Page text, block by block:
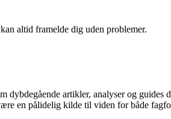
altid framelde dig uden problemer.
artikler, analyser og guides
en pålidelig kilde til viden for både